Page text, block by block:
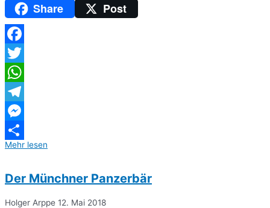
Share Post
Facebook
Twitter
WhatsApp
Telegram
Messenger
Teilen
Mehr lesen
Der Münchner Panzerbär
Holger Arppe 12. Mai 2018